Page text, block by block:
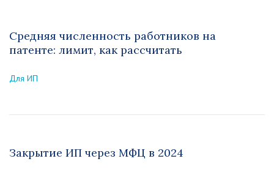
Средняя численность работников на
патенте: лимит, как рассчитать
Для ИП
Закрытие ИП через МФЦ в 2024